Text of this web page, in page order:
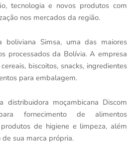
tecnologia e novos produtos com
nos mercados da região.
boliviana Simsa, uma das maiores
processados da Bolívia. A empresa
biscoitos, snacks, ingredientes
para embalagem.
distribuidora moçambicana Discom
fornecimento de alimentos
de higiene e limpeza, além
sua marca própria.